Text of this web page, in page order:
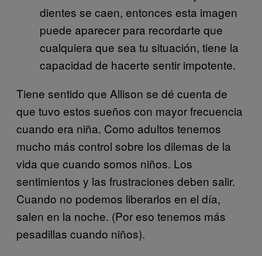
dientes se caen, entonces esta imagen
puede aparecer para recordarte que
cualquiera que sea tu situación, tiene la
capacidad de hacerte sentir impotente.
Tiene sentido que Allison se dé cuenta de
que tuvo estos sueños con mayor frecuencia
cuando era niña. Como adultos tenemos
mucho más control sobre los dilemas de la
vida que cuando somos niños. Los
sentimientos y las frustraciones deben salir.
Cuando no podemos liberarlos en el día,
salen en la noche. (Por eso tenemos más
pesadillas cuando niños).